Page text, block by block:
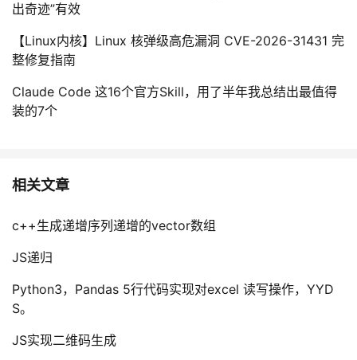
出奇迹”有效
【Linux内核】Linux 核弹级高危漏洞 CVE-2026-31431 完
整修复指南
Claude Code 这16个官方Skill，用了半年我总结出最值得
装的7个
相关文章
c++生成递增序列递增的vector数组
JS递归
Python3，Pandas 5行代码实现对excel 读写操作，YYD
S。
JS实现二维码生成